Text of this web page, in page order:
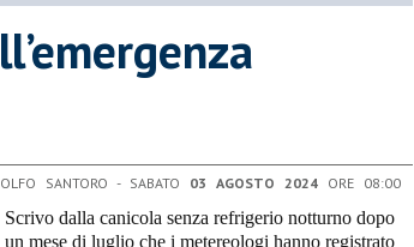
SANTORO - SABATO 03 AGOSTO 2024 ORE 08:00
Scrivo dalla canicola senza refrigerio notturno dopo
un mese di luglio che i metereologi hanno registrato